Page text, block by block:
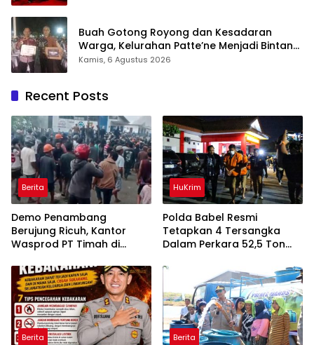
Buah Gotong Royong dan Kesadaran
Warga, Kelurahan Patte’ne Menjadi Bintang
Takalar Award 2026
Kamis, 6 Agustus 2026
Recent Posts
Berita
Demo Penambang
Berujung Ricuh, Kantor
Wasprod PT Timah di
HuKrim
Polda Babel Resmi
Tetapkan 4 Tersangka
Dalam Perkara 52,5 Ton
Belitung
Berita Berita